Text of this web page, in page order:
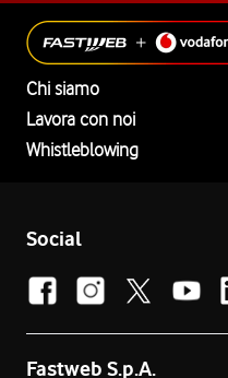
Chi siamo
Lavora con noi
Whistleblowing
Social
Fastweb S.p.A.